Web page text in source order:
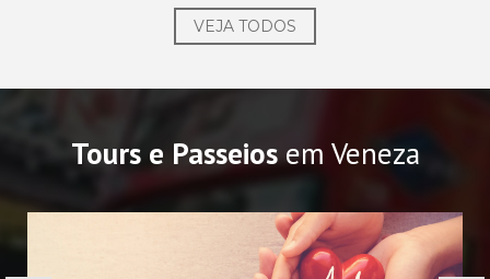
VEJA TODOS
Tours e Passeiosem Veneza